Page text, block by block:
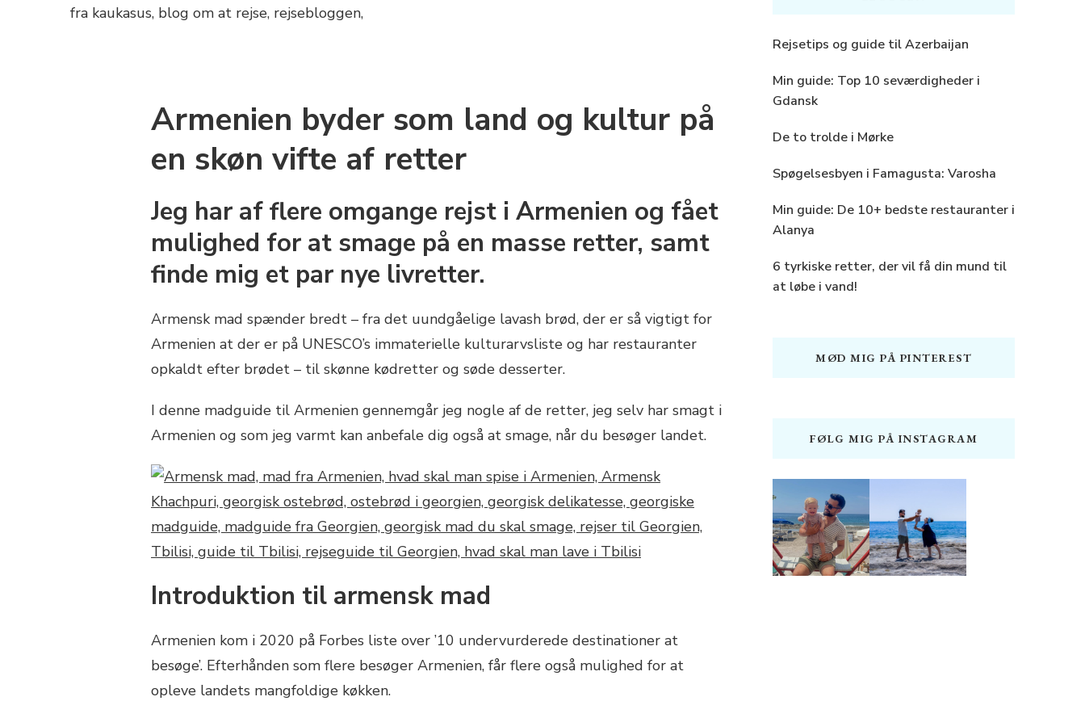
Armenien byder som land og kultur på
en skøn vifte af retter
Jeg har af flere omgange rejst i Armenien og fået
mulighed for at smage på en masse retter, samt
finde mig et par nye livretter.
Armensk mad spænder bredt – fra det uundgåelige lavash brød, der er så vigtigt for
Armenien at der er på UNESCO’s immaterielle kulturarvsliste og har restauranter
opkaldt efter brødet – til skønne kødretter og søde desserter.
I denne madguide til Armenien gennemgår jeg nogle af de retter, jeg selv har smagt i
Armenien og som jeg varmt kan anbefale dig også at smage, når du besøger landet.
Introduktion til armensk mad
Armenien kom i 2020 på Forbes liste over ’10 undervurderede destinationer at
besøge’. Efterhånden som flere besøger Armenien, får flere også mulighed for at
opleve landets mangfoldige køkken.
Rejsetips og guide til Azerbaijan
Min guide: Top 10 seværdigheder i
Gdansk
De to trolde i Mørke
Spøgelsesbyen i Famagusta: Varosha
Min guide: De 10+ bedste restauranter i
Alanya
6 tyrkiske retter, der vil få din mund til
at løbe i vand!
MØD MIG PÅ PINTEREST
FØLG MIG PÅ INSTAGRAM